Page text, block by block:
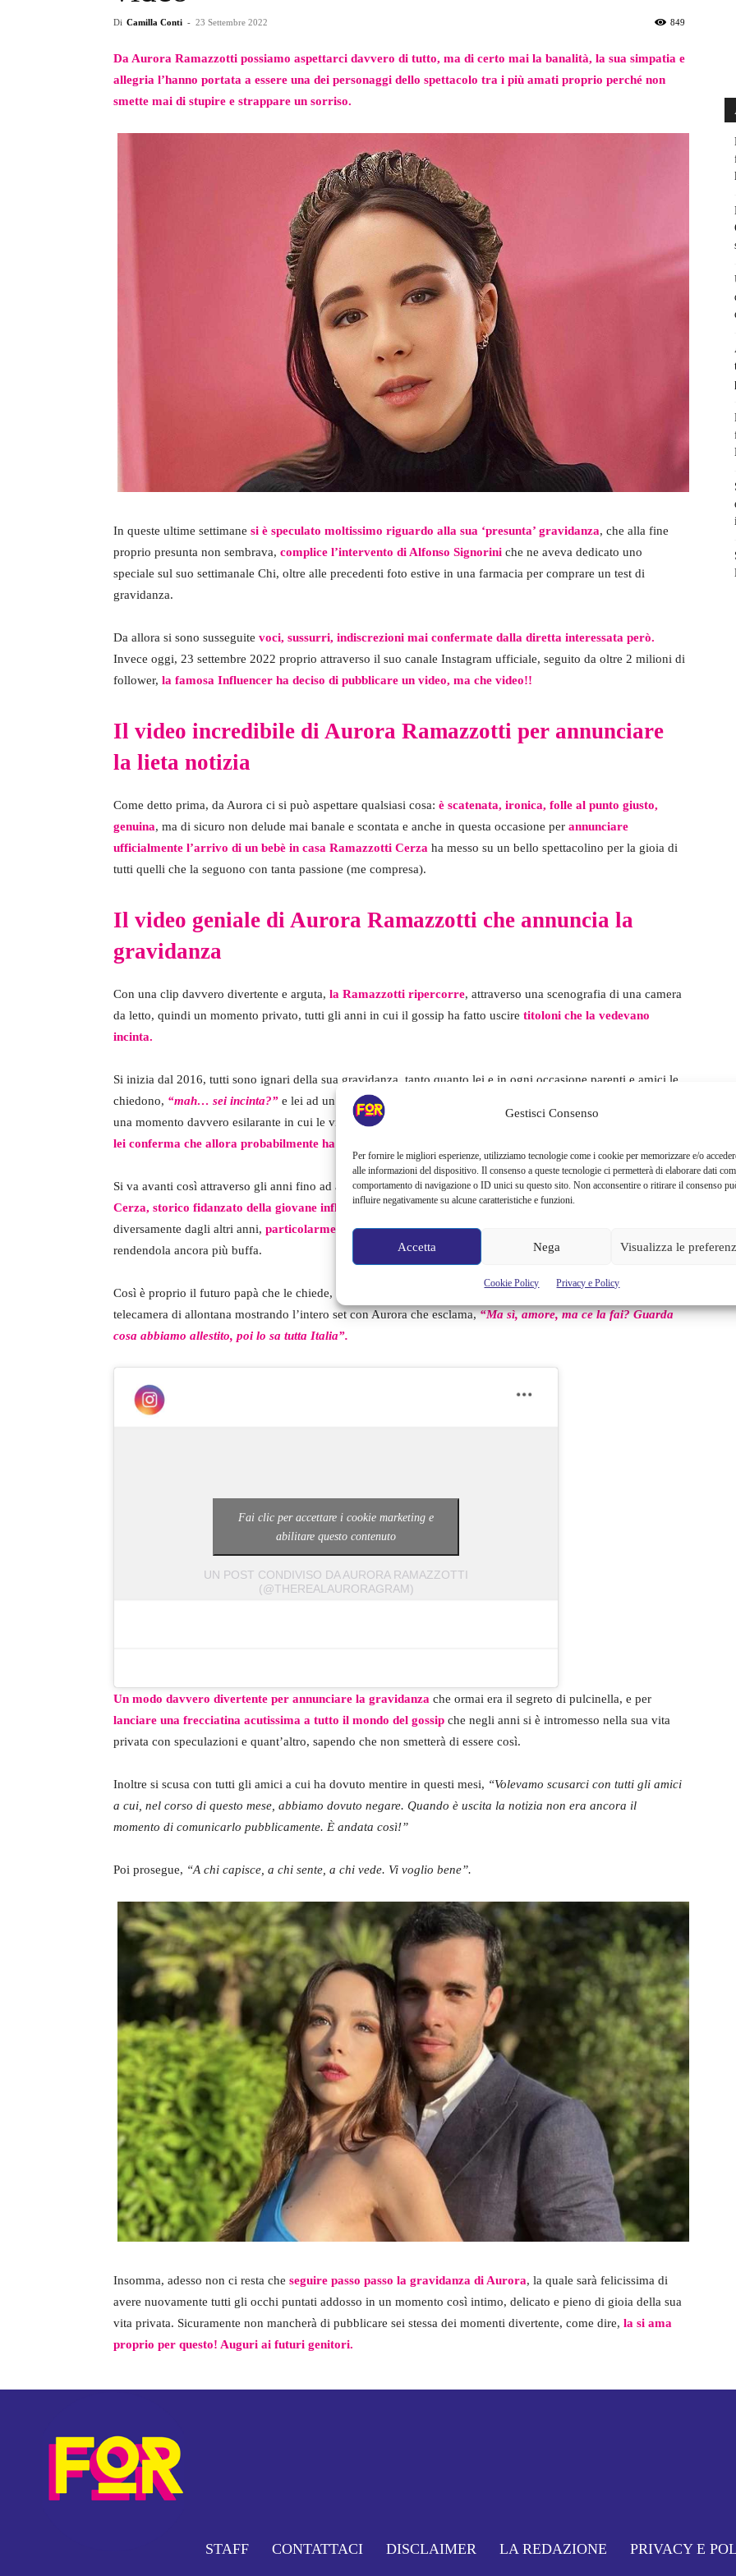
Gestisci Consenso
Per fornire le migliori esperienze, utilizziamo tecnologie come i cookie per memorizzare e/o
alle informazioni del dispositivo. Il consenso a queste tecnologie ci permetterà di elaborare dati
comportamento di navigazione o ID unici su questo sito. Non acconsentire o ritirare il consenso
influire negativamente su alcune caratteristiche e funzioni.
Accetta Nega Visualizza le
Cookie Policy Privacy e Policy
Di Camilla Conti - 23 Settembre 2022 849
Da Aurora Ramazzotti possiamo aspettarci davvero di tutto, ma di certo mai la banalità, la sua simpatia e
allegria l’hanno portata a essere una dei personaggi dello spettacolo tra i più amati proprio perché non
smette mai di stupire e strappare un sorriso.
In queste ultime settimane si è speculato moltissimo riguardo alla sua ‘presunta’ gravidanza, che alla fine
proprio presunta non sembrava, complice l’intervento di Alfonso Signorini che ne aveva dedicato uno
speciale sul suo settimanale Chi, oltre alle precedenti foto estive in una farmacia per comprare un test di
gravidanza.
Da allora si sono susseguite voci, sussurri, indiscrezioni mai confermate dalla diretta interessata però.
Invece oggi, 23 settembre 2022 proprio attraverso il suo canale Instagram ufficiale, seguito da oltre 2 milioni di
follower, la famosa Influencer ha deciso di pubblicare un video, ma che video!!
Il video incredibile di Aurora Ramazzotti per annunciare
la lieta notizia
Come detto prima, da Aurora ci si può aspettare qualsiasi cosa: è scatenata, ironica, folle al punto giusto,
genuina, ma di sicuro non delude mai banale e scontata e anche in questa occasione per annunciare
ufficialmente l’arrivo di un bebè in casa Ramazzotti Cerza ha messo su un bello spettacolino per la gioia di
tutti quelli che la seguono con tanta passione (me compresa).
Il video geniale di Aurora Ramazzotti che annuncia la
gravidanza
Con una clip davvero divertente e arguta, la Ramazzotti ripercorre, attraverso una scenografia di una camera
da letto, quindi un momento privato, tutti gli anni in cui il gossip ha fatto uscire titoloni che la vedevano
incinta.
Si inizia dal 2016, tutti sono ignari della sua gravidanza, tanto quanto lei e in ogni occasione parenti e amici le
chiedono, “mah… sei incinta?” e lei ad un certo punto presa dalla ‘disperazione’ dice,
una momento davvero esilarante in cui le viene risposto che il famoso re del gossip dice che non lo è
lei conferma che allora probabilmente ha ragione lui.
Si va avanti così attraverso gli anni fino ad arrivare all’8 settembre 2022 quando compare ancheGoffredo
Cerza, storico fidanzato della giovane infliuencermentre le porta ciambelle e cheeseburger ma lei appare,
diversamente dagli altri anni, particolarmente irritata e infastidita, anche per stereotipare la situazione
rendendola ancora più buffa.
Così è proprio il futuro papà che le chiede,
” ed è in quel momento che la
telecamera di allontana mostrando l’intero set con Aurora che esclama,“Ma sì, amore, ma ce la fai? Guarda
cosa abbiamo allestito, poi lo sa tutta Italia”.
UN POST CONDIVISO DA AURORA RAMAZZOTTI
(@THEREALAURORAGRAM)
Fai clic per accettare i cookie marketing e
abilitare questo contenuto
Un modo davvero divertente per annunciare la gravidanza che ormai era il segreto di pulcinella, e per
lanciare una frecciatina acutissima a tutto il mondo del gossip che negli anni si è intromesso nella sua vita
privata con speculazioni e quant’altro, sapendo che non smetterà di essere così.
Inoltre si scusa con tutti gli amici a cui ha dovuto mentire in questi mesi, “Volevamo scusarci con tutti gli amici
a cui, nel corso di questo mese, abbiamo dovuto negare. Quando è uscita la notizia non era ancora il
momento di comunicarlo pubblicamente. È andata così!”
Poi prosegue, “A chi capisce, a chi sente, a chi vede. Vi voglio bene”.
Insomma, adesso non ci resta che seguire passo passo la gravidanza di Aurora, la quale sarà felicissima di
avere nuovamente tutti gli occhi puntati addosso in un momento così intimo, delicato e pieno di gioia della sua
vita privata. Sicuramente non mancherà di pubblicare sei stessa dei momenti divertente, come dire, la si ama
proprio per questo! Auguri ai futuri genitori.
STAFF CONTATTACI DISCLAIMER LA REDAZIONE PRIVACY E